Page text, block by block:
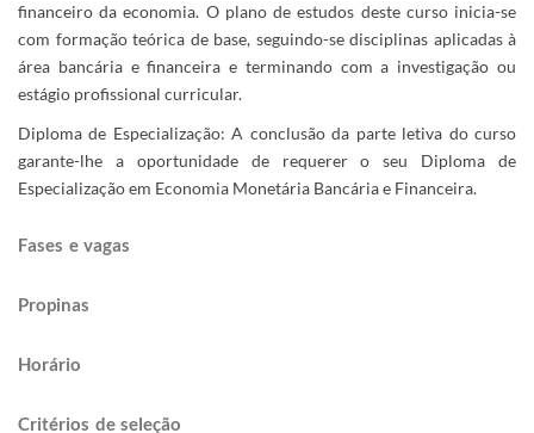
financeiro da economia. O plano de estudos deste curso inicia-se
com formação teórica de base, seguindo-se disciplinas aplicadas à
área bancária e financeira e terminando com a investigação ou
estágio profissional curricular.​
Diploma de Especialização: A conclusão da parte letiva do curso
garante-lhe a oportunidade de requerer o seu Diploma de
Especialização em Economia Monetária Bancária e Financeira.
Fases e vagas
Propinas​​
Horário​​
Critérios de s​eleção​​​​​​​